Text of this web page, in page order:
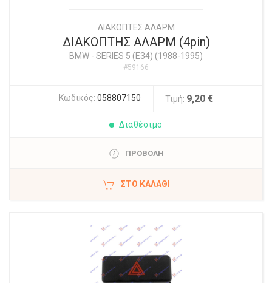
ΔΙΑΚΟΠΤΕΣ ΑΛΑΡΜ
ΔΙΑΚΟΠΤΗΣ ΑΛΑΡΜ (4pin)
BMW - SERIES 5 (E34) (1988-1995)
#59166
Κωδικός: 058807150 Τιμή: 9,20 €
Διαθέσιμο
ΠΡΟΒΟΛΗ
ΣΤΟ ΚΑΛΆΘΙ